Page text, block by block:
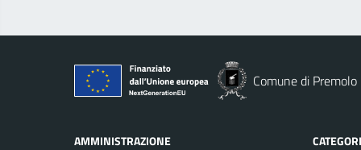
Comune di Premolo
AMMINISTRAZIONE